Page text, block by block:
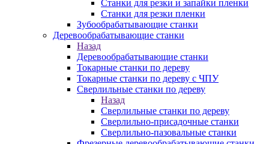
Станки для резки и запайки пленки
Станки для резки пленки
Зубообрабатывающие станки
Деревообрабатывающие станки
Назад
Деревообрабатывающие станки
Токарные станки по дереву
Токарные станки по дереву с ЧПУ
Сверлильные станки по дереву
Назад
Сверлильные станки по дереву
Сверлильно-присадочные станки
Сверлильно-пазовальные станки